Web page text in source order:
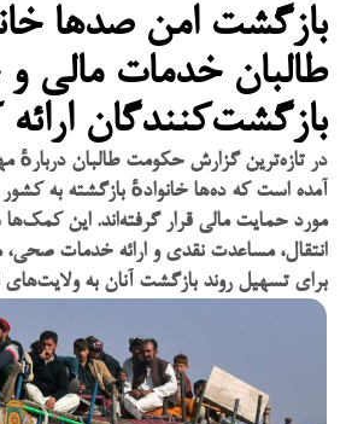
بازگشت امن صدها
طالبان خدمات مالی
بازگشت‌کنندگان ارائه
در تازه‌ترین گزارش حکومت طالبان دربارهٔ
آمده است که ده‌ها خانوادهٔ بازگشته به
مورد حمایت مالی قرار گرفته‌اند. این
انتقال، مساعدت نقدی و ارائه خدمات صحی،
برای تسهیل روند بازگشت آنان به